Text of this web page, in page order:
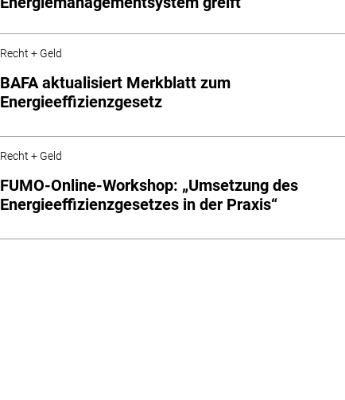
Recht + Geld
BAFA aktualisiert Merkblatt zum
Energieeffizienzgesetz
Recht + Geld
FUMO-Online-Workshop: „Umsetzung des
Energieeffizienzgesetzes in der Praxis“